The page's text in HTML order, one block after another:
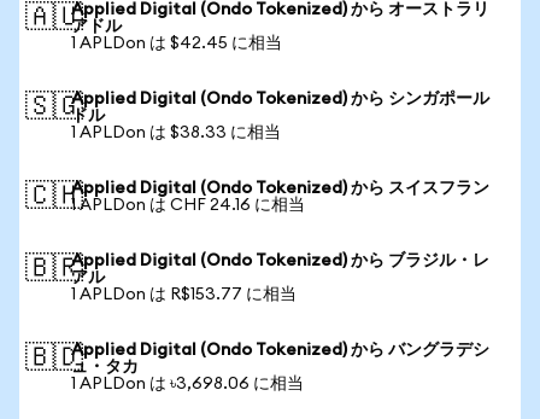
🇦🇺Applied Digital (Ondo Tokenized) から オーストラリ
アドル
1 APLDon は $42.45 に相当
🇸🇬Applied Digital (Ondo Tokenized) から シンガポール
ドル
1 APLDon は $38.33 に相当
🇨🇭Applied Digital (Ondo Tokenized) から スイスフラン
1 APLDon は CHF 24.16 に相当
🇧🇷Applied Digital (Ondo Tokenized) から ブラジル・レ
アル
1 APLDon は R$153.77 に相当
🇧🇩Applied Digital (Ondo Tokenized) から バングラデシ
ュ・タカ
1 APLDon は ৳3,698.06 に相当